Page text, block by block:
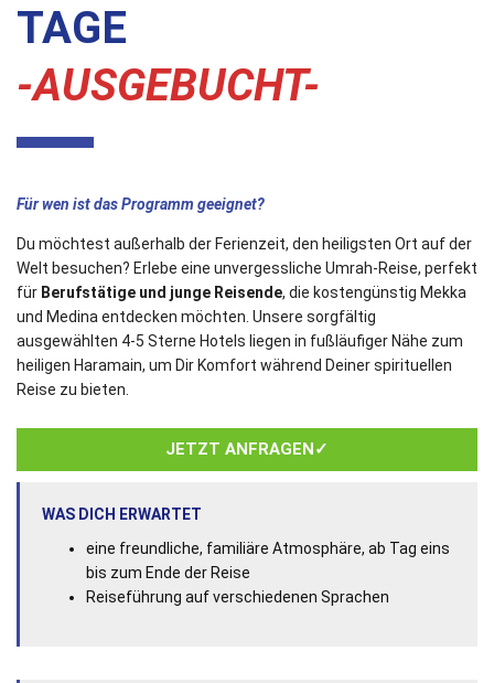
TAGE
-AUSGEBUCHT-
Für wen ist das Programm geeignet?
Du möchtest außerhalb der Ferienzeit, den heiligsten Ort auf der
Welt besuchen? Erlebe eine unvergessliche Umrah-Reise, perfekt
für Berufstätige und junge Reisende, die kostengünstig Mekka
und Medina entdecken möchten. Unsere sorgfältig
ausgewählten 4-5 Sterne Hotels liegen in fußläufiger Nähe zum
heiligen Haramain, um Dir Komfort während Deiner spirituellen
Reise zu bieten.
JETZT ANFRAGEN✓
WAS DICH ERWARTET
eine freundliche, familiäre Atmosphäre, ab Tag eins
bis zum Ende der Reise
Reiseführung auf verschiedenen Sprachen